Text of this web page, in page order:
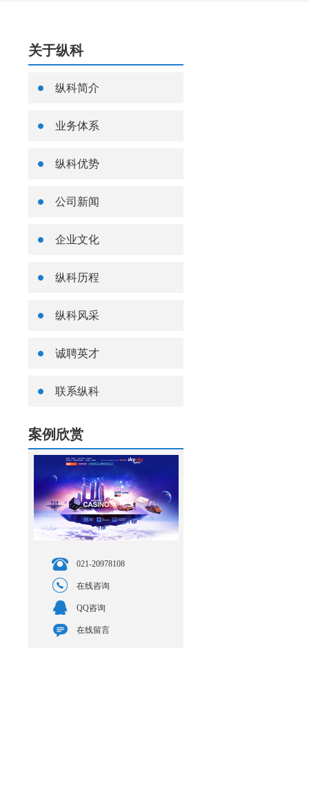
关于纵科
纵科简介
业务体系
纵科优势
公司新闻
企业文化
纵科历程
纵科风采
诚聘英才
联系纵科
案例欣赏
021-20978108
在线咨询
QQ咨询
在线留言